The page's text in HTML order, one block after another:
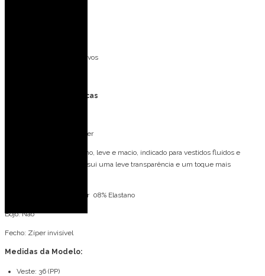
Ideal para mãe dos noivos
Especificações Técnicas
Composição: 100% Poliéster
O Chiffon é um tecido plano, leve e macio, indicado para vestidos fluídos e
esvoaçantes. O tecido possui uma leve transparência e um toque mais
Forro: Malha 92% Poliéster 08% Elastano
Bojo: Não
Fecho: Zíper invisível
Medidas da Modelo:
Veste: 36 (PP)